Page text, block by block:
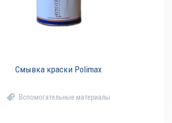
Смывка краски Polimax
Вспомогательные материалы